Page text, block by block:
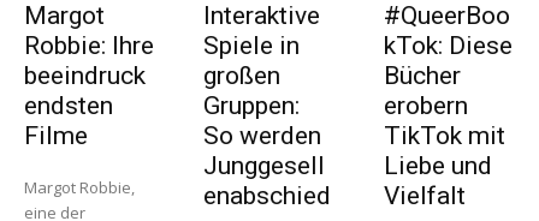
Margot
Robbie: Ihre
beeindruck
endsten
Filme
Margot Robbie,
eine der
Interaktive
Spiele in
großen
Gruppen:
So werden
Junggesell
enabschied
#QueerBoo
kTok: Diese
Bücher
erobern
TikTok mit
Liebe und
Vielfalt